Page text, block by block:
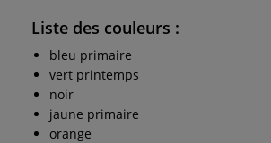
Liste des couleurs :
bleu primaire
vert printemps
noir
jaune primaire
orange